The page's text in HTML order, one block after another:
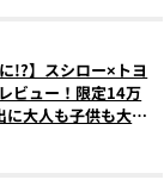
!?】スシロー×トヨ
ビュー！限定14万
大人も子供も大興